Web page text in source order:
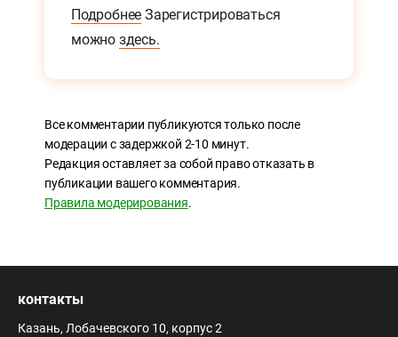
Подробнее Зарегистрироваться
можно здесь.
Все комментарии публикуются только после
модерации с задержкой 2-10 минут.
Редакция оставляет за собой право отказать в
публикации вашего комментария.
Правила модерирования.
контакты
Казань, Лобачевского 10, корпус 2